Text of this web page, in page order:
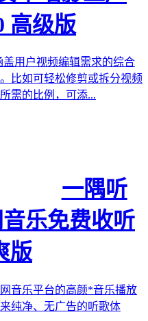
高级版
盖用户视频编辑需求的综合
比如可轻松修剪或拆分视频
需的比例，可添...
一隅听
乐免费收听
版
音乐平台的高颜*音乐播放
纯净、无广告的听歌体